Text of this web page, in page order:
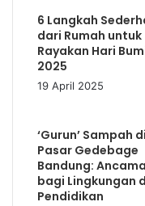
6 Langkah
dari Rumah untuk
Rayakan Hari
2025
19 April 2025
‘Gurun’ Sampah di
Pasar Gedebage
Bandung:
bagi Lingkungan
Pendidikan